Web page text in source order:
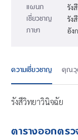
แผนก รัง
เชี่ยวชาญ รัง
ภาษา อัง
ความเชี่ยวชาญ คุณ
รังสีวิทยาวินิจฉัย
ตารางออกตร